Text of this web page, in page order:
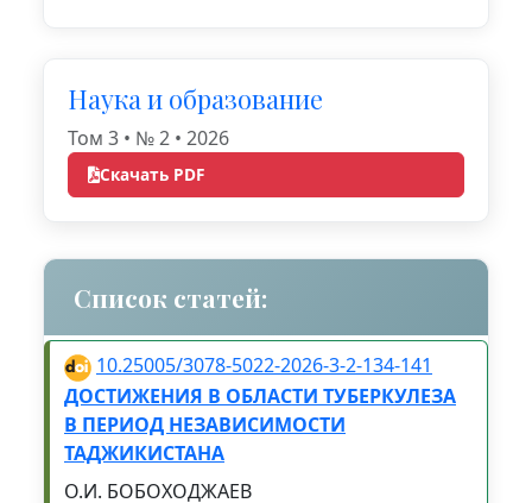
Наука и образование
Том 3 • № 2 • 2026
Скачать PDF
Список статей:
10.25005/3078-5022-2026-3-2-134-141
ДОСТИЖЕНИЯ В ОБЛАСТИ ТУБЕРКУЛЕЗА
В ПЕРИОД НЕЗАВИСИМОСТИ
ТАДЖИКИСТАНА
О.И. БОБОХОДЖАЕВ